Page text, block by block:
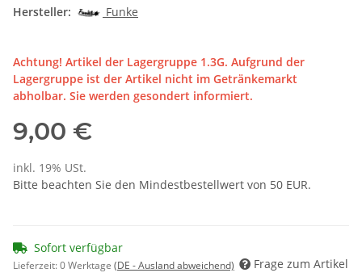
Hersteller:
Funke
Achtung! Artikel der Lagergruppe 1.3G. Aufgrund der
Lagergruppe ist der Artikel nicht im Getränkemarkt
abholbar. Sie werden gesondert informiert.
9,00 €
inkl. 19% USt.
Bitte beachten Sie den Mindestbestellwert von 50 EUR.
Sofort verfügbar
Lieferzeit:0 Werktage (DE - Ausland abweichend) Frage zum Artikel